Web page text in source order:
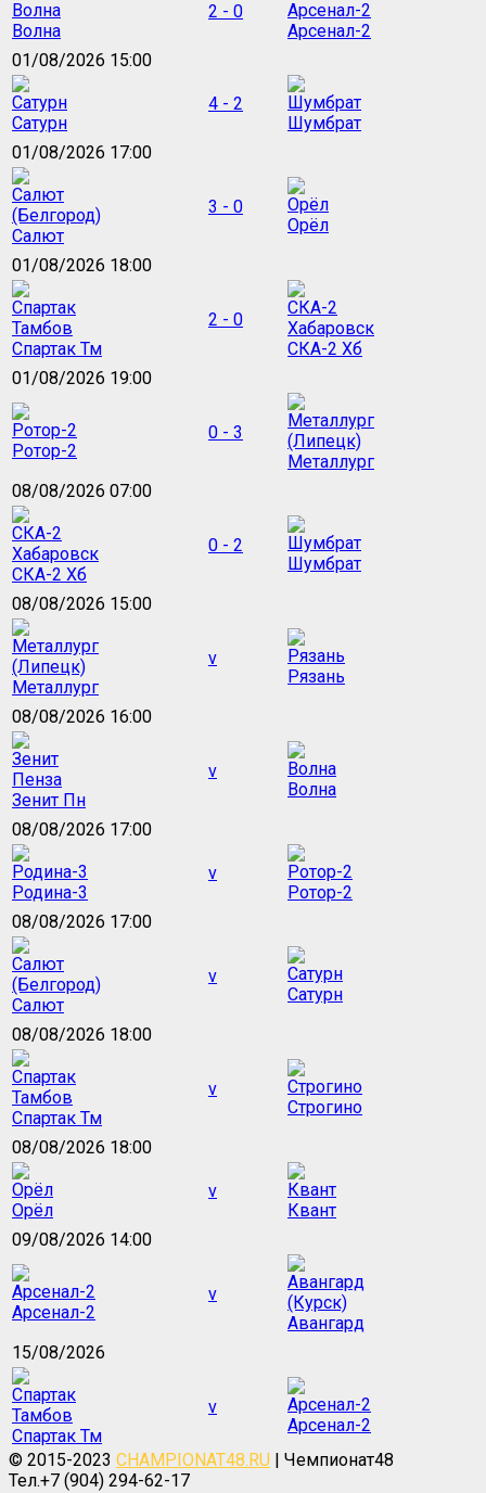
Волна
2 - 0
Арсенал-2
01/08/2026 15:00
Сатурн
4 - 2
Шумбрат
01/08/2026 17:00
Салют
3 - 0
Орёл
01/08/2026 18:00
Спартак Тм
2 - 0
СКА-2 Хб
01/08/2026 19:00
Ротор-2
0 - 3
Металлург
08/08/2026 07:00
СКА-2 Хб
0 - 2
Шумбрат
08/08/2026 15:00
Металлург
v
Рязань
08/08/2026 16:00
Зенит Пн
v
Волна
08/08/2026 17:00
Родина-3
v
Ротор-2
08/08/2026 17:00
Салют
v
Сатурн
08/08/2026 18:00
Спартак Тм
v
Строгино
08/08/2026 18:00
Орёл
v
Квант
09/08/2026 14:00
Арсенал-2
v
Авангард
15/08/2026
Спартак Тм
v
Арсенал-2
© 2015-2023 CHAMPIONAT48.RU | Чемпионат48
Тел.+7 (904) 294-62-17